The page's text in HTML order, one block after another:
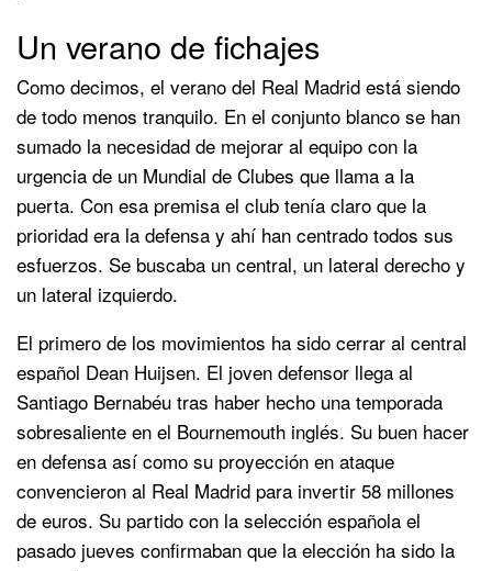
Un verano de fichajes
Como decimos, el verano del Real Madrid está siendo
de todo menos tranquilo. En el conjunto blanco se han
sumado la necesidad de mejorar al equipo con la
urgencia de un Mundial de Clubes que llama a la
puerta. Con esa premisa el club tenía claro que la
prioridad era la defensa y ahí han centrado todos sus
esfuerzos. Se buscaba un central, un lateral derecho y
un lateral izquierdo.
El primero de los movimientos ha sido cerrar al central
español Dean Huijsen. El joven defensor llega al
Santiago Bernabéu tras haber hecho una temporada
sobresaliente en el Bournemouth inglés. Su buen hacer
en defensa así como su proyección en ataque
convencieron al Real Madrid para invertir 58 millones
de euros. Su partido con la selección española el
pasado jueves confirmaban que la elección ha sido la